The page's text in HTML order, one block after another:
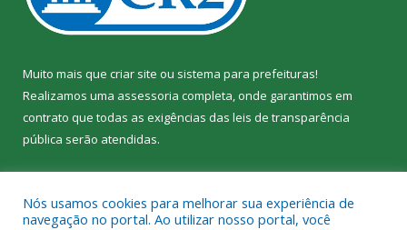
Muito mais que criar site ou sistema para prefeituras!
Realizamos uma assessoria completa, onde garantimos em
contrato que todas as exigências das leis de transparência
pública serão atendidas.
Nós usamos cookies para melhorar sua experiência de
navegação no portal. Ao utilizar nosso portal, você